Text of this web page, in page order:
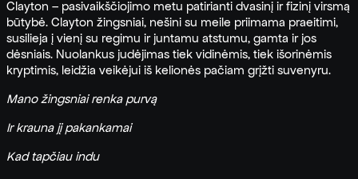
Clayton – pasivaikščiojimo metu patirianti dvasinį ir fizinį virsmą
būtybė. Clayton žingsniai, nešini su meile priimama praeitimi,
susilieja į vienį su regimu ir juntamu atstumu, gamta ir jos
dėsniais. Nuolankus judėjimas tiek vidinėmis, tiek išorinėmis
kryptimis, leidžia veikėjui iš kelionės pačiam grįžti suvenyru.
Mano žingsniai renka purvą
Ir krauna jį pakankamai
Kad tapčiau indu